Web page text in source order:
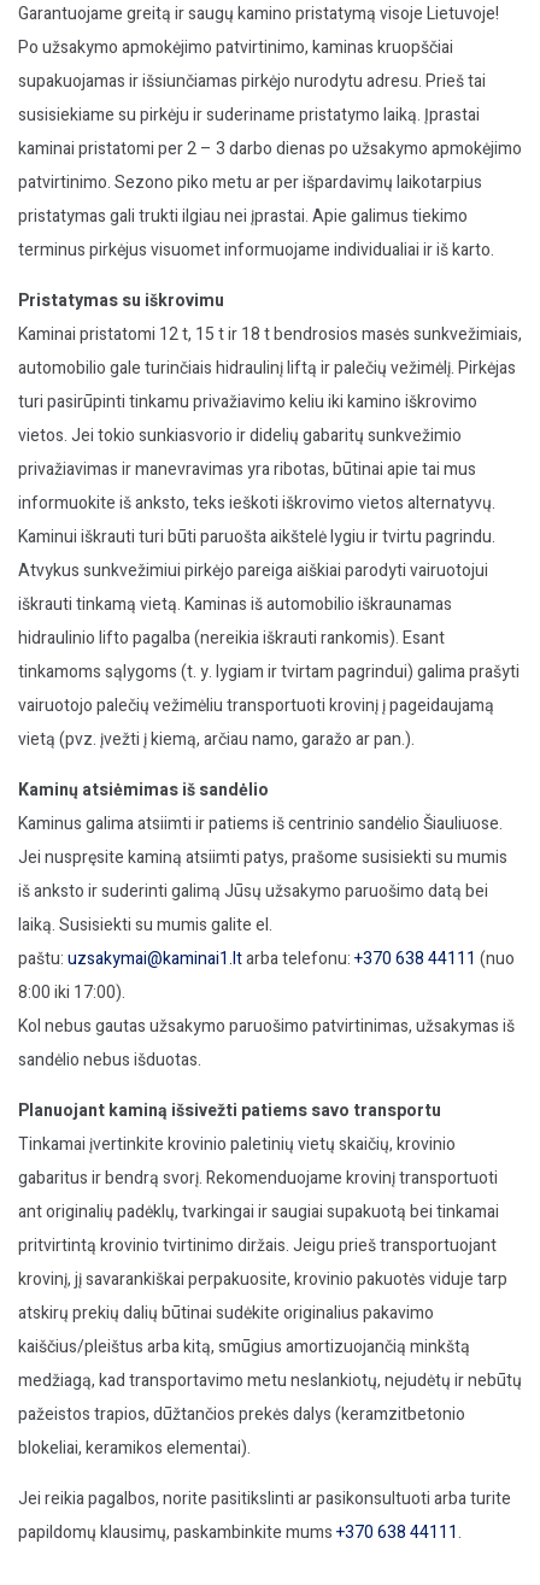
Garantuojame greitą ir saugų kamino pristatymą visoje Lietuvoje!
Po užsakymo apmokėjimo patvirtinimo, kaminas kruopščiai
supakuojamas ir išsiunčiamas pirkėjo nurodytu adresu. Prieš tai
susisiekiame su pirkėju ir suderiname pristatymo laiką. Įprastai
kaminai pristatomi per 2 – 3 darbo dienas po užsakymo apmokėjimo
patvirtinimo. Sezono piko metu ar per išpardavimų laikotarpius
pristatymas gali trukti ilgiau nei įprastai. Apie galimus tiekimo
terminus pirkėjus visuomet informuojame individualiai ir iš karto.
Pristatymas su iškrovimu
Kaminai pristatomi 12 t, 15 t ir 18 t bendrosios masės sunkvežimiais,
automobilio gale turinčiais hidraulinį liftą ir palečių vežimėlį. Pirkėjas
turi pasirūpinti tinkamu privažiavimo keliu iki kamino iškrovimo
vietos. Jei tokio sunkiasvorio ir didelių gabaritų sunkvežimio
privažiavimas ir manevravimas yra ribotas, būtinai apie tai mus
informuokite iš anksto, teks ieškoti iškrovimo vietos alternatyvų.
Kaminui iškrauti turi būti paruošta aikštelė lygiu ir tvirtu pagrindu.
Atvykus sunkvežimiui pirkėjo pareiga aiškiai parodyti vairuotojui
iškrauti tinkamą vietą. Kaminas iš automobilio iškraunamas
hidraulinio lifto pagalba (nereikia iškrauti rankomis). Esant
tinkamoms sąlygoms (t. y. lygiam ir tvirtam pagrindui) galima prašyti
vairuotojo palečių vežimėliu transportuoti krovinį į pageidaujamą
vietą (pvz. įvežti į kiemą, arčiau namo, garažo ar pan.).
Kaminų atsiėmimas iš sandėlio
Kaminus galima atsiimti ir patiems iš centrinio sandėlio Šiauliuose.
Jei nuspręsite kaminą atsiimti patys, prašome susisiekti su mumis
iš anksto ir suderinti galimą Jūsų užsakymo paruošimo datą bei
laiką. Susisiekti su mumis galite el.
paštu:uzsakymai@kaminai1.ltarba telefonu:+370 638 44111 (nuo
8:00 iki 17:00).
Kol nebus gautas užsakymo paruošimo patvirtinimas, užsakymas iš
sandėlio nebus išduotas.
Planuojant kaminą išsivežti patiems savo transportu
Tinkamai įvertinkite krovinio paletinių vietų skaičių, krovinio
gabaritus ir bendrą svorį. Rekomenduojame krovinį transportuoti
ant originalių padėklų, tvarkingai ir saugiai supakuotą bei tinkamai
pritvirtintą krovinio tvirtinimo diržais. Jeigu prieš transportuojant
krovinį, jį savarankiškai perpakuosite, krovinio pakuotės viduje tarp
atskirų prekių dalių būtinai sudėkite originalius pakavimo
kaiščius/pleištus arba kitą, smūgius amortizuojančią minkštą
medžiagą, kad transportavimo metu neslankiotų, nejudėtų ir nebūtų
pažeistos trapios, dūžtančios prekės dalys (keramzitbetonio
blokeliai, keramikos elementai).
Jei reikia pagalbos, norite pasitikslinti ar pasikonsultuoti arba turite
papildomų klausimų, paskambinkite mums+370 638 44111.